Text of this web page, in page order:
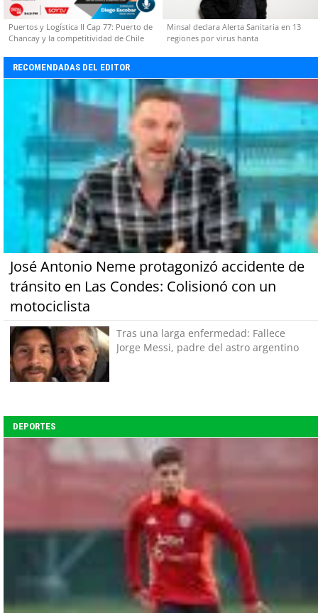
Puertos y Logística II Cap 77: Puerto de
Chancay y la competitividad de Chile
Minsal declara Alerta Sanitaria en 13
regiones por virus hanta
RECOMENDADAS DEL EDITOR
José Antonio Neme protagonizó accidente de
tránsito en Las Condes: Colisionó con un
motociclista
Tras una larga enfermedad: Fallece
Jorge Messi, padre del astro argentino
DEPORTES